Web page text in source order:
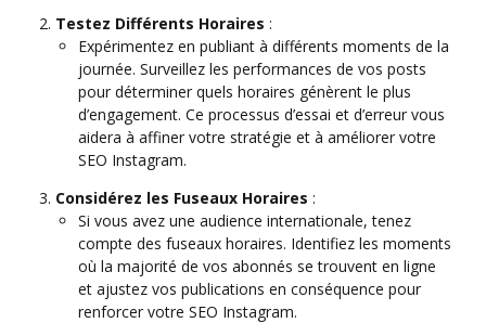
Testez Différents Horaires :
Expérimentez en publiant à différents moments de la
journée. Surveillez les performances de vos posts
pour déterminer quels horaires génèrent le plus
d’engagement. Ce processus d’essai et d’erreur vous
aidera à affiner votre stratégie et à améliorer votre
SEO Instagram.
Considérez les Fuseaux Horaires :
Si vous avez une audience internationale, tenez
compte des fuseaux horaires. Identifiez les moments
où la majorité de vos abonnés se trouvent en ligne
et ajustez vos publications en conséquence pour
renforcer votre SEO Instagram.